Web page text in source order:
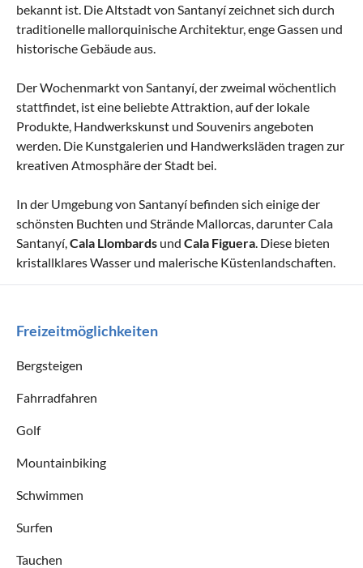
bekannt ist. Die Altstadt von Santanyí zeichnet sich durch
traditionelle mallorquinische Architektur, enge Gassen und
historische Gebäude aus.
Der Wochenmarkt von Santanyí, der zweimal wöchentlich
stattfindet, ist eine beliebte Attraktion, auf der lokale
Produkte, Handwerkskunst und Souvenirs angeboten
werden. Die Kunstgalerien und Handwerksläden tragen zur
kreativen Atmosphäre der Stadt bei.
In der Umgebung von Santanyí befinden sich einige der
schönsten Buchten und Strände Mallorcas, darunter Cala
Santanyí, Cala Llombards und Cala Figuera . Diese bieten
kristallklares Wasser und malerische Küstenlandschaften.
Freizeitmöglichkeiten
Bergsteigen
Fahrradfahren
Golf
Mountainbiking
Schwimmen
Surfen
Tauchen